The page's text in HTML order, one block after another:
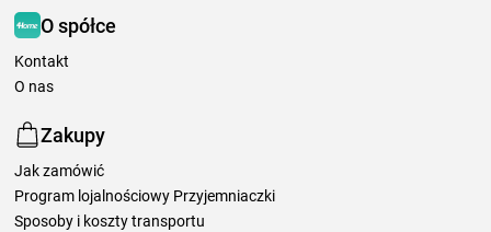
O spółce
Kontakt
O nas
Zakupy
Jak zamówić
Program lojalnościowy Przyjemniaczki
Sposoby i koszty transportu